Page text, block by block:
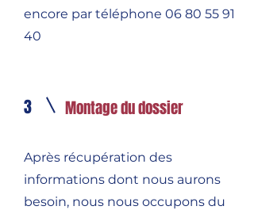
encore par téléphone 06 80 55 91
40
3 Montage du dossier
Après récupération des
informations dont nous aurons
besoin, nous nous occupons du